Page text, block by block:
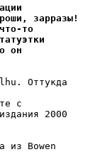
зарразы!
то
он
Оттукда
с
2000
из Bowen